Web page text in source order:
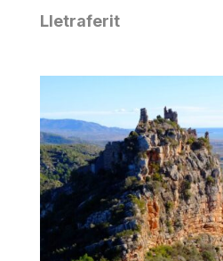
Lletraferit